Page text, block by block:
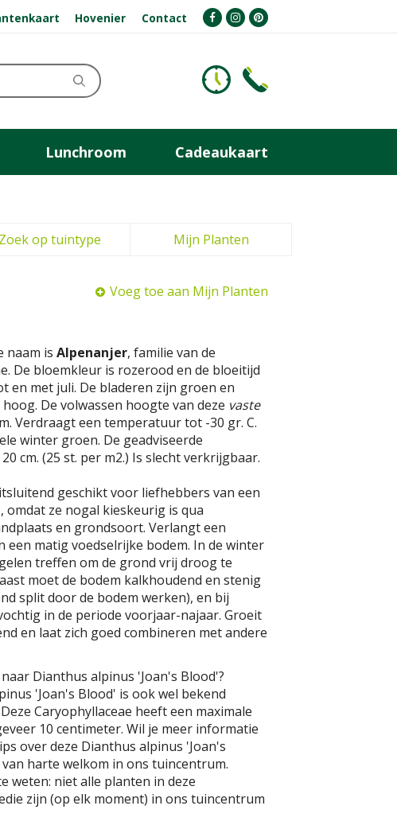
Hovenier Contact
Lunchroom Cadeaukaart
Zoek op tuintype Mijn Planten
Voeg toe aan Mijn Planten
naam is Alpenanjer, familie van de
De bloemkleur is rozerood en de bloeitijd
en met juli. De bladeren zijn groen en
De volwassen hoogte van deze vaste
Verdraagt een temperatuur tot -30 gr. C.
winter groen. De geadviseerde
cm. (25 st. per m2.) Is slecht verkrijgbaar.
geschikt voor liefhebbers van een
omdat ze nogal kieskeurig is qua
en grondsoort. Verlangt een
een matig voedselrijke bodem. In de winter
treffen om de grond vrij droog te
moet de bodem kalkhoudend en stenig
split door de bodem werken), en bij
in de periode voorjaar-najaar. Groeit
en laat zich goed combineren met andere
Dianthus alpinus 'Joan's Blood'?
'Joan's Blood' is ook wel bekend
Caryophyllaceae heeft een maximale
10 centimeter. Wil je meer informatie
over deze Dianthus alpinus 'Joan's
van harte welkom in ons tuincentrum.
weten: niet alle planten in deze
zijn (op elk moment) in ons tuincentrum